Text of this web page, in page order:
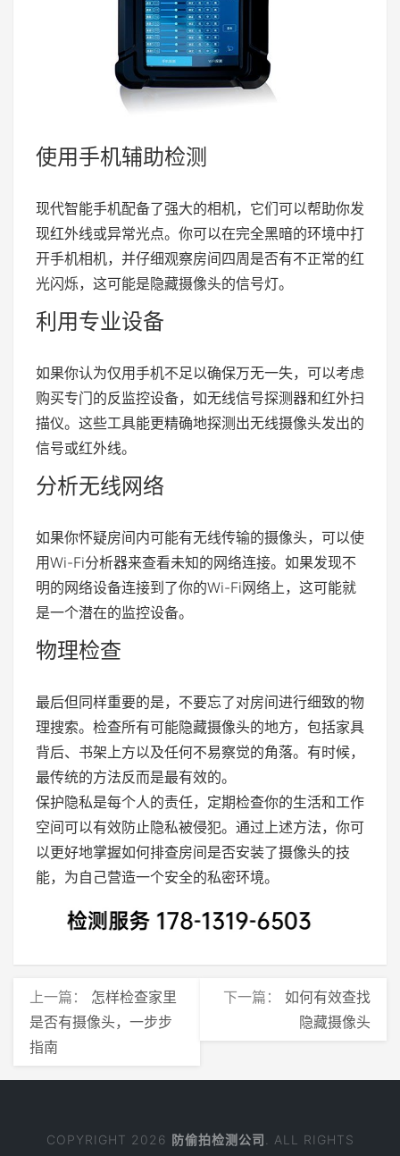
使用手机辅助检测
现代智能手机配备了强大的相机，它们可以帮助你发
现红外线或异常光点。你可以在完全黑暗的环境中打
开手机相机，并仔细观察房间四周是否有不正常的红
光闪烁，这可能是隐藏摄像头的信号灯。
利用专业设备
如果你认为仅用手机不足以确保万无一失，可以考虑
购买专门的反监控设备，如无线信号探测器和红外扫
描仪。这些工具能更精确地探测出无线摄像头发出的
信号或红外线。
分析无线网络
如果你怀疑房间内可能有无线传输的摄像头，可以使
用Wi-Fi分析器来查看未知的网络连接。如果发现不
明的网络设备连接到了你的Wi-Fi网络上，这可能就
是一个潜在的监控设备。
物理检查
最后但同样重要的是，不要忘了对房间进行细致的物
理搜索。检查所有可能隐藏摄像头的地方，包括家具
背后、书架上方以及任何不易察觉的角落。有时候，
最传统的方法反而是最有效的。
保护隐私是每个人的责任，定期检查你的生活和工作
空间可以有效防止隐私被侵犯。通过上述方法，你可
以更好地掌握如何排查房间是否安装了摄像头的技
能，为自己营造一个安全的私密环境。
上一篇： 怎样检查家里
是否有摄像头，一步步
指南
下一篇： 如何有效查找
隐藏摄像头
COPYRIGHT 2026 防偷拍检测公司 . ALL RIGHTS